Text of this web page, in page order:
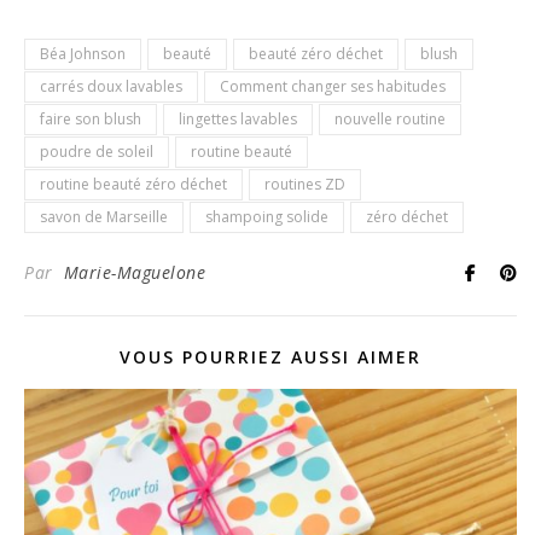
Béa Johnson beauté beauté zéro déchet
blush
carrés doux lavables
Comment changer ses habitudes
faire son blush
lingettes lavables
nouvelle routine
poudre de soleil
routine beauté
routine beauté zéro déchet
routines ZD
savon de Marseille
shampoing solide zéro déchet
Par Marie-Maguelone
VOUS POURRIEZ AUSSI AIMER